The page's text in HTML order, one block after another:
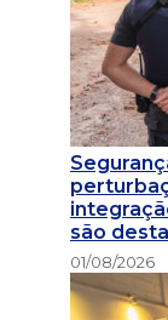
são
01/08/2026